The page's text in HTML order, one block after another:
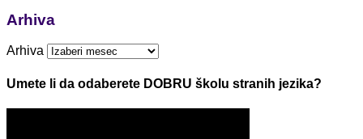
Arhiva
Arhiva
Umete li da odaberete DOBRU školu stranih jezika?